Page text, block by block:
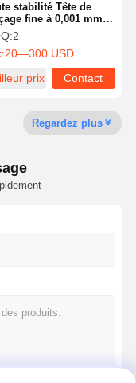
Les Affaires
stabilité Tête de
fine à 0,001 mm
pour la
automobile
2
20—300 USD
prix
Contact
Regardez plus